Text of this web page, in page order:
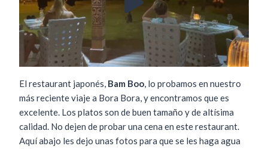
El restaurant japonés, Bam Boo, lo probamos en nuestro
más reciente viaje a Bora Bora, y encontramos que es
excelente. Los platos son de buen tamaño y de altísima
calidad. No dejen de probar una cena en este restaurant.
Aquí abajo les dejo unas fotos para que se les haga agua